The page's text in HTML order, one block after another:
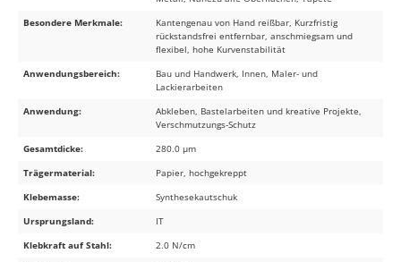
Besondere Merkmale:
Kantengenau von Hand reißbar, Kurzfristig
rückstandsfrei entfernbar, anschmiegsam und
flexibel, hohe Kurvenstabilität
Anwendungsbereich:
Bau und Handwerk, Innen, Maler- und
Lackierarbeiten
Anwendung:
Abkleben, Bastelarbeiten und kreative Projekte,
Verschmutzungs-Schutz
Gesamtdicke:
280.0 µm
Trägermaterial:
Papier, hochgekreppt
Klebemasse:
Synthesekautschuk
Ursprungsland:
IT
Klebkraft auf Stahl:
2.0 N/cm